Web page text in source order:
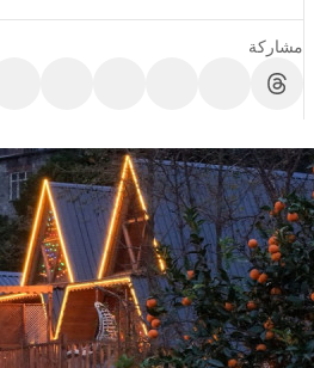
مشاركة